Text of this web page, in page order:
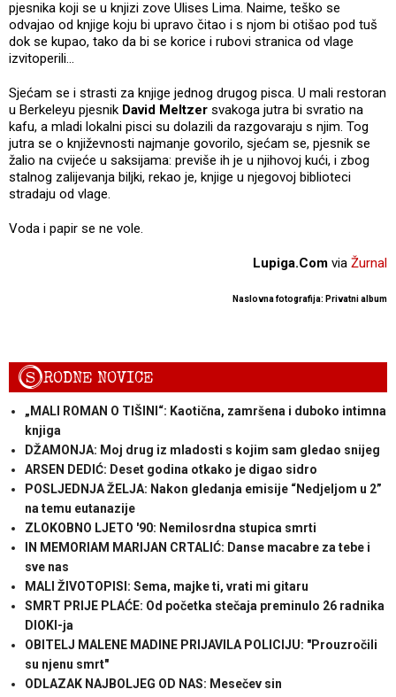
pjesnika koji se u knjizi zove Ulises Lima. Naime, teško se
odvajao od knjige koju bi upravo čitao i s njom bi otišao pod tuš
dok se kupao, tako da bi se korice i rubovi stranica od vlage
izvitoperili...
Sjećam se i strasti za knjige jednog drugog pisca. U mali restoran
u Berkeleyu pjesnik David Meltzer svakoga jutra bi svratio na
kafu, a mladi lokalni pisci su dolazili da razgovaraju s njim. Tog
jutra se o književnosti najmanje govorilo, sjećam se, pjesnik se
žalio na cvijeće u saksijama: previše ih je u njihovoj kući, i zbog
stalnog zalijevanja biljki, rekao je, knjige u njegovoj biblioteci
stradaju od vlage.
Voda i papir se ne vole.
Lupiga.Com via Žurnal
Naslovna fotografija: Privatni album
SRODNE NOVICE
„MALI ROMAN O TIŠINI“: Kaotična, zamršena i duboko intimna
knjiga
DŽAMONJA: Moj drug iz mladosti s kojim sam gledao snijeg
ARSEN DEDIĆ: Deset godina otkako je digao sidro
POSLJEDNJA ŽELJA: Nakon gledanja emisije “Nedjeljom u 2”
na temu eutanazije
ZLOKOBNO LJETO '90: Nemilosrdna stupica smrti
IN MEMORIAM MARIJAN CRTALIĆ: Danse macabre za tebe i
sve nas
MALI ŽIVOTOPISI: Sema, majke ti, vrati mi gitaru
SMRT PRIJE PLAĆE: Od početka stečaja preminulo 26 radnika
DIOKI-ja
OBITELJ MALENE MADINE PRIJAVILA POLICIJU: "Prouzročili
su njenu smrt"
ODLAZAK NAJBOLJEG OD NAS: Mesečev sin